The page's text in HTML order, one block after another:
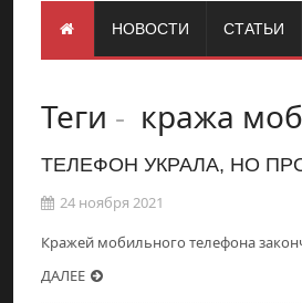
НОВОСТИ СТАТЬИ
Теги - кража
ТЕЛЕФОН УКРАЛА, НО
24 ноября 2021
Кражей мобильного телефона
ДАЛЕЕ